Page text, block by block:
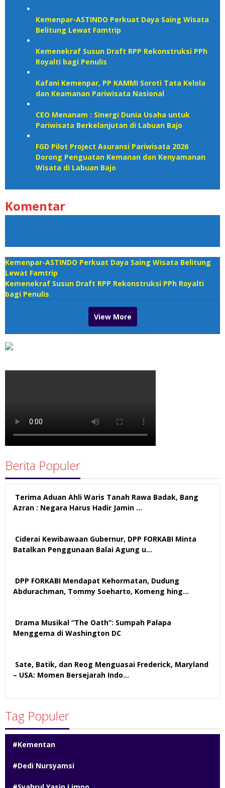
Kemenpar-ASTINDO Perkuat Daya Saing Wisata
Belitung Lewat Famtrip
Kemenekraf Susun Draft RPP Rekonstruksi PPh
Royalti bagi Penulis
Kafani Kemenpar, PP KAMMI Soroti Tata Kelola
dan Keamanan Pariwisata Nasional‎
CEO Menanam : Sinergi Dunia Usaha untuk
Pariwisata Berkelanjutan di Labuan Bajo
FGD Pilot Project Asuransi Pariwisata 2026
Dorong Penguatan Kemanan dan Kenyamanan
Wisata di Labuan Bajo
Komentar
Kemenpar-ASTINDO Perkuat Daya Saing Wisata Belitung
Lewat Famtrip
Kemenekraf Susun Draft RPP Rekonstruksi PPh Royalti
bagi Penulis
View More
Berita Populer
Terima Aduan Ahli Waris Tanah Rawa Badak, Bang
Azran : Negara Harus Hadir Jamin …
Ciderai Kewibawaan Gubernur, DPP FORKABI Minta
Batalkan Penggunaan Balai Agung u…
DPP FORKABI Mendapat Kehormatan, Dudung
Abdurachman, Tommy Soeharto, Komeng hing…
Drama Musikal “The Oath”: Sumpah Palapa
Menggema di Washington DC
Sate, Batik, dan Reog Menguasai Frederick, Maryland
– USA: Momen Bersejarah Indo…
Tag Populer
#Kementan
#Dedi Nursyamsi